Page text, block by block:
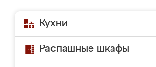
Кухни
Распашные шкафы